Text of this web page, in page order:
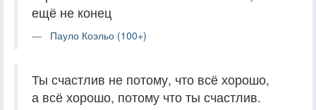
ещё не конец
Пауло Коэльо (100+)
Ты счастлив не потому, что всё хорошо,
а всё хорошо, потому что ты счастлив.